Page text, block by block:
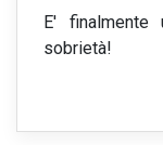
E'
sobrietà!